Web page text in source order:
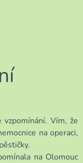
Vím, že
na operaci,
na Olomouc